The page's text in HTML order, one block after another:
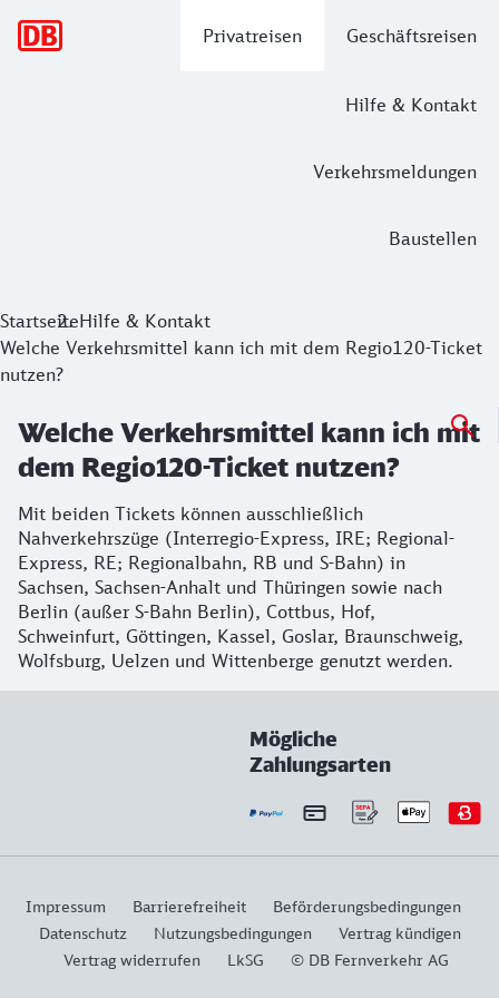
Privatreisen Geschäftsreisen
Hilfe & Kontakt
Verkehrsmeldungen
Baustellen
StartseiteHilfe & Kontakt
Welche Verkehrsmittel kann ich mit dem Regio120-Ticket
nutzen?
Welche Verkehrsmittel kann ich mit
dem Regio120-Ticket nutzen?
Mit beiden Tickets können ausschließlich
Nahverkehrszüge (Interregio-Express, IRE; Regional-
Express, RE; Regionalbahn, RB und S-Bahn) in
Sachsen, Sachsen-Anhalt und Thüringen sowie nach
Berlin (außer S-Bahn Berlin), Cottbus, Hof,
Schweinfurt, Göttingen, Kassel, Goslar, Braunschweig,
Wolfsburg, Uelzen und Wittenberge genutzt werden.
Mögliche
Zahlungsarten
Impressum Barrierefreiheit
Beförderungsbedingungen
Datenschutz
Nutzungsbedingungen
Vertrag kündigen
Vertrag widerrufen
LkSG © DB Fernverkehr AG